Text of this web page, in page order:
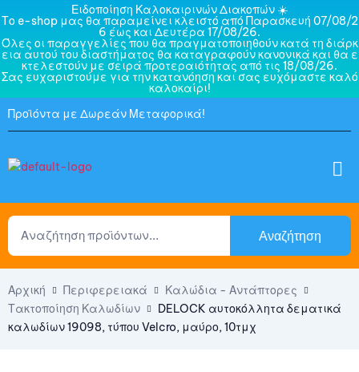
Ειδοποίηση Καλοκαιρινών Διακοπών ☀️
Το e-shop μας θα παραμείνει κλειστό από Παρασκευή 07/08/2
6 έως και Δευτέρα 17/08/26.
Όλες οι παραγγελίες που θα πραγματοποιηθούν κατά τη διάρκ
εια αυτού του διαστήματος θα καταγραφούν κανονικά και θα ε
κτελεστούν με σειρά προτεραιότητας από τις 18/08/26.
Σας ευχαριστούμε για την κατανόηση και σας ευχόμαστε καλό
καλοκαίρι!
Προϊόντα με Δωρεάν Μεταφορικά!
Αναζήτηση
Αρχική Περιφερειακά
Καλώδια - Αντάπτορες
Τακτοποίηση Καλωδίων
DELOCK αυτοκόλλητα δεματικά
καλωδίων 19098, τύπου Velcro, μαύρο, 10τμχ